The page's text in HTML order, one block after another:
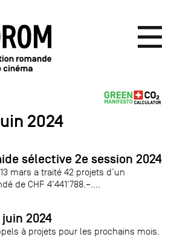
2024
sélective 2e session 2024
mars a traité 42 projets d’un
de CHF 4'441'788.–....
2024
à projets pour les prochains mois.